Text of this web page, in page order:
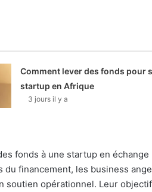
Comment lever des fonds pour
startup en Afrique
3 jours il y a
fonds à une startup en échange
du financement, les business
soutien opérationnel. Leur